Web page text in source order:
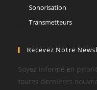
Sonorisation
Transmetteurs
Recevez Notre
Soyez informé en
toutes dernières